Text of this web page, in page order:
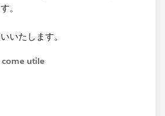
。
いたします。
come utile